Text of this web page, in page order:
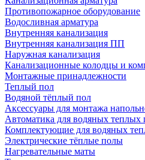
Противопожарное оборудование
Водосливная арматура
Внутренняя канализация
Внутренняя канализация ПП
Наружная канализация
Канализационные колодцы и
Монтажные принадлежности
Теплый пол
Водяной тёплый пол
Аксессуары для монтажа
Автоматика для водяных теплых
Комплектующие для водяных
Электрические тёплые полы
Нагревательные маты